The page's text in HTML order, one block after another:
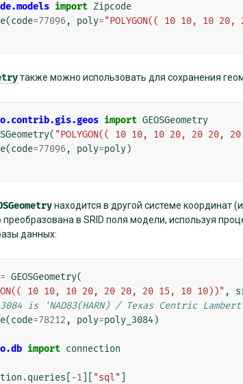
import Zipcode
(code=77096, poly="POLYGON(( 10 10, 10
также можно использовать для сохранения
import GEOSGeometry
( "POLYGON(( 10 10, 10 20, 20 20,
(code=77096, poly=poly)
находится в другой системе координат
преобразована в SRID поля модели, используя
данных:
= GEOSGeometry(
10 10, 10 20, 20 20, 20 15, 10 10))" ,
is 'NAD83(HARN) / Texas Centric
(code=78212 , poly=poly_3084)
import connection
.queries -1 "sql"